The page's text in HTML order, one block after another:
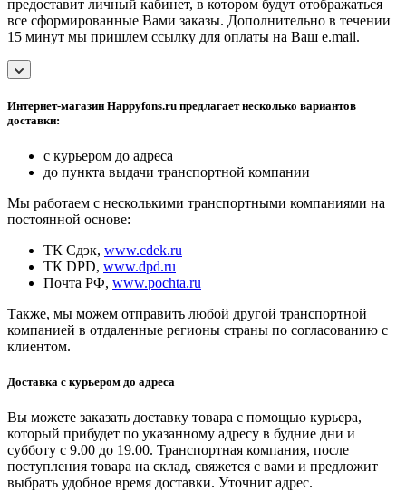
предоставит личный кабинет, в котором будут отображаться
все сформированные Вами заказы. Дополнительно в течении
15 минут мы пришлем ссылку для оплаты на Ваш e.mail.
Интернет-магазин Happyfons.ru предлагает несколько вариантов
доставки:
с курьером до адреса
до пункта выдачи транспортной компании
Мы работаем с несколькими транспортными компаниями на
постоянной основе:
ТК Сдэк, www.cdek.ru
ТК DPD, www.dpd.ru
Почта РФ, www.pochta.ru
Также, мы можем отправить любой другой транспортной
компанией в отдаленные регионы страны по согласованию с
клиентом.
Доставка с курьером до адреса
Вы можете заказать доставку товара с помощью курьера,
который прибудет по указанному адресу в будние дни и
субботу с 9.00 до 19.00. Транспортная компания, после
поступления товара на склад, свяжется с вами и предложит
выбрать удобное время доставки. Уточнит адрес.